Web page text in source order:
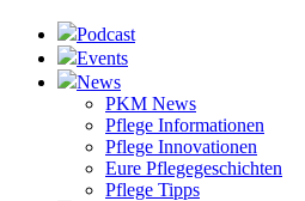
Podcast
Events
News
PKM News
Pflege Informationen
Pflege Innovationen
Eure Pflegegeschichten
Pflege Tipps